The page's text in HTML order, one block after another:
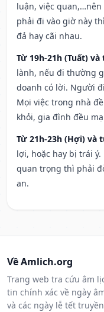
luận, việc
phải đi vào giờ này
đả hay cãi nhau.
Từ 19h-21h (Tuất)
lành, nếu đi thường
doanh có lời. Người
Mọi việc trong nhà
khỏi, gia đình đều
Từ 21h-23h (Hợi) và
lợi, hoặc hay bị trái
quan trọng thì phải
an.
Về Amlich.org
Trang web tra cứu âm
tin chính xác về ngày
và các ngày lễ tết